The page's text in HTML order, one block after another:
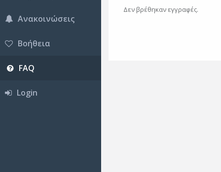
Ανακοινώσεις
Βοήθεια
FAQ
Login
Δεν βρέθηκαν εγγραφές.